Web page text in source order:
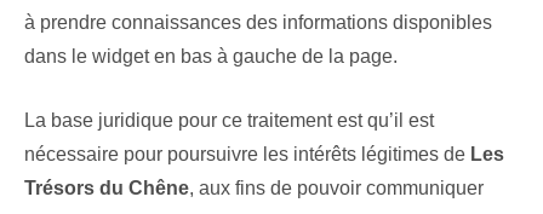
à prendre connaissances des informations disponibles
dans le widget en bas à gauche de la page.
La base juridique pour ce traitement est qu’il est
nécessaire pour poursuivre les intérêts légitimes de Les
Trésors du Chêne, aux fins de pouvoir communiquer